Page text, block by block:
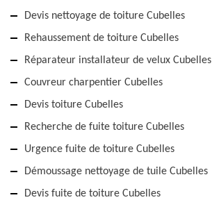
Devis nettoyage de toiture Cubelles
Rehaussement de toiture Cubelles
Réparateur installateur de velux Cubelles
Couvreur charpentier Cubelles
Devis toiture Cubelles
Recherche de fuite toiture Cubelles
Urgence fuite de toiture Cubelles
Démoussage nettoyage de tuile Cubelles
Devis fuite de toiture Cubelles